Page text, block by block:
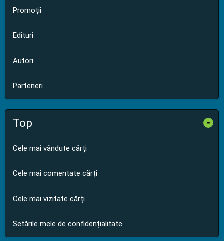
Promoții
Edituri
Autori
Parteneri
Top -
Cele mai vândute cărți
Cele mai comentate cărți
Cele mai vizitate cărți
Setările mele de confidențialitate